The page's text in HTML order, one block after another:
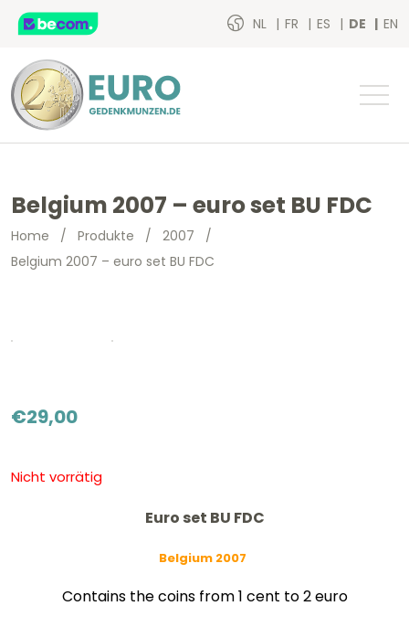
NL FR ES DE EN
Belgium 2007 – euro set BU FDC
Home / Produkte / 2007 /
Belgium 2007 – euro set BU FDC
€29,00
Nicht vorrätig
Euro set BU FDC
Belgium 2007
Contains the coins from 1 cent to 2 euro